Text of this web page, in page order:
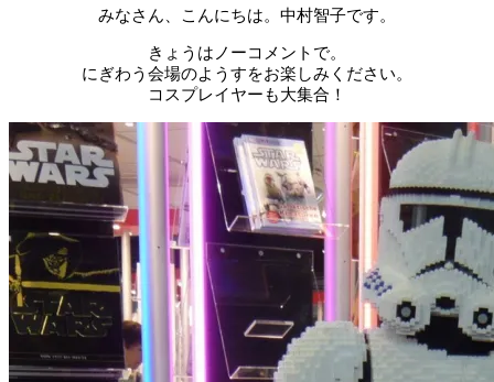
みなさん、こんにちは。中村智子です。
きょうはノーコメントで。
にぎわう会場のようすをお楽しみください。
コスプレイヤーも大集合！